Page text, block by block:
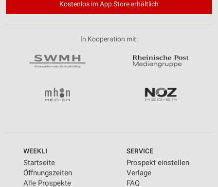
Kostenlos im App Store erhältlich
In Kooperation mit:
WEEKLI
Startseite
Öffnungszeiten
Alle Prospekte
SERVICE
Prospekt einstellen
Verlage
FAQ